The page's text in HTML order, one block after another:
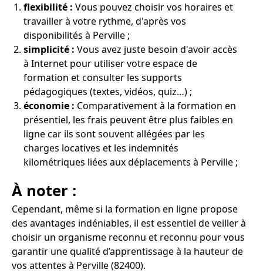
flexibilité : Vous pouvez choisir vos horaires et
travailler à votre rythme, d'après vos
disponibilités à Perville ;
simplicité : Vous avez juste besoin d'avoir accès
à Internet pour utiliser votre espace de
formation et consulter les supports
pédagogiques (textes, vidéos, quiz…) ;
économie : Comparativement à la formation en
présentiel, les frais peuvent être plus faibles en
ligne car ils sont souvent allégées par les
charges locatives et les indemnités
kilométriques liées aux déplacements à Perville ;
À noter :
Cependant, même si la formation en ligne propose
des avantages indéniables, il est essentiel de veiller à
choisir un organisme reconnu et reconnu pour vous
garantir une qualité d’apprentissage à la hauteur de
vos attentes à Perville (82400).